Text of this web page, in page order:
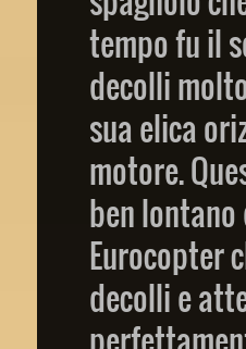
tempo fu il
decolli
sua elica
motore.
ben lontano
Eurocopter
decolli e